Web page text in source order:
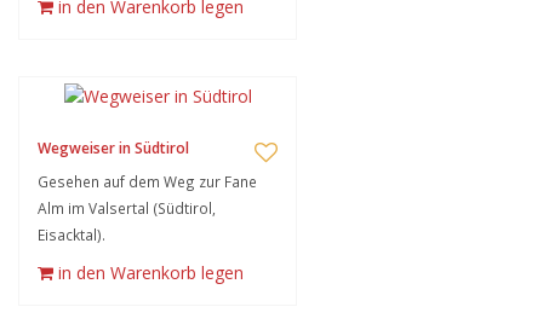
in den Warenkorb legen
Wegweiser in Südtirol
Gesehen auf dem Weg zur Fane
Alm im Valsertal (Südtirol,
Eisacktal).
in den Warenkorb legen